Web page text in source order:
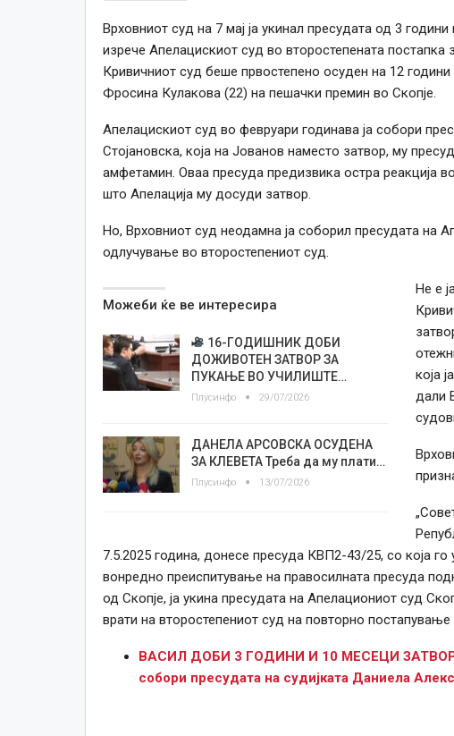
Врховниот суд на 7 мај ја укинал пресудата од 3
изрече Апелацискиот суд во второстепената постапка
Кривичниот суд беше првостепено осуден на 12 години
Фросина Кулакова (22) на пешачки премин во Скопје.
Апелацискиот суд во февруари годинава ја собори
Стојановска, која на Јованов наместо затвор, му
амфетамин. Оваа пресуда предизвика остра реакција
што Апелација му досуди затвор.
Но, Врховниот суд неодамна ја соборил пресудата на
одлучување во второстепениот суд.
Можеби ќе ве интересира
16-ГОДИШНИК ДОБИ
ДОЖИВОТЕН ЗАТВОР ЗА
ПУКАЊЕ ВО УЧИЛИШТЕ…
Плусинфо 29/07/2026
ДАНЕЛА АРСОВСКА ОСУДЕНА
ЗА КЛЕВЕТА Треба да му плати…
Плусинфо 13/07/2026
Не е
која
дали
7.5.2025 година, донесе пресуда КВП2-43/25, со која
вонредно преиспитување на правосилната пресуда
од Скопје, ја укина пресудата на Апелациониот суд
врати на второстепениот суд на повторно
ВАСИЛ ДОБИ 3 ГОДИНИ И 10 МЕСЕЦИ ЗАТВОР
собори пресудата на судијката Даниела